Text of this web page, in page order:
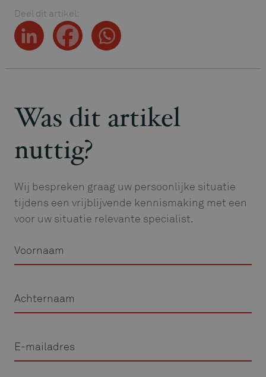
Deel dit artikel:
Was dit artikel
nuttig?
Wij bespreken graag uw persoonlijke situatie
tijdens een vrijblijvende kennismaking met een
voor uw situatie relevante specialist.
mailadres